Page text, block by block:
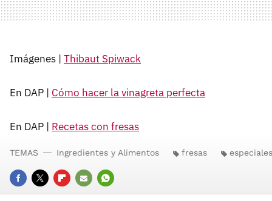
Imágenes | Thibaut Spiwack
En DAP | Cómo hacer la vinagreta perfecta
En DAP | Recetas con fresas
FACEBOOK
TWITTERFLIPBOARD
E-
WHATSAPP
TEMAS Ingredientes y Alimentos fresas especiales